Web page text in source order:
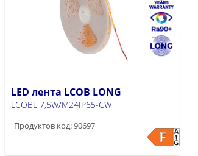
LED лента LCOB LONG
LCOBL 7,5W/M24IP65-CW
Продуктов код: 90697